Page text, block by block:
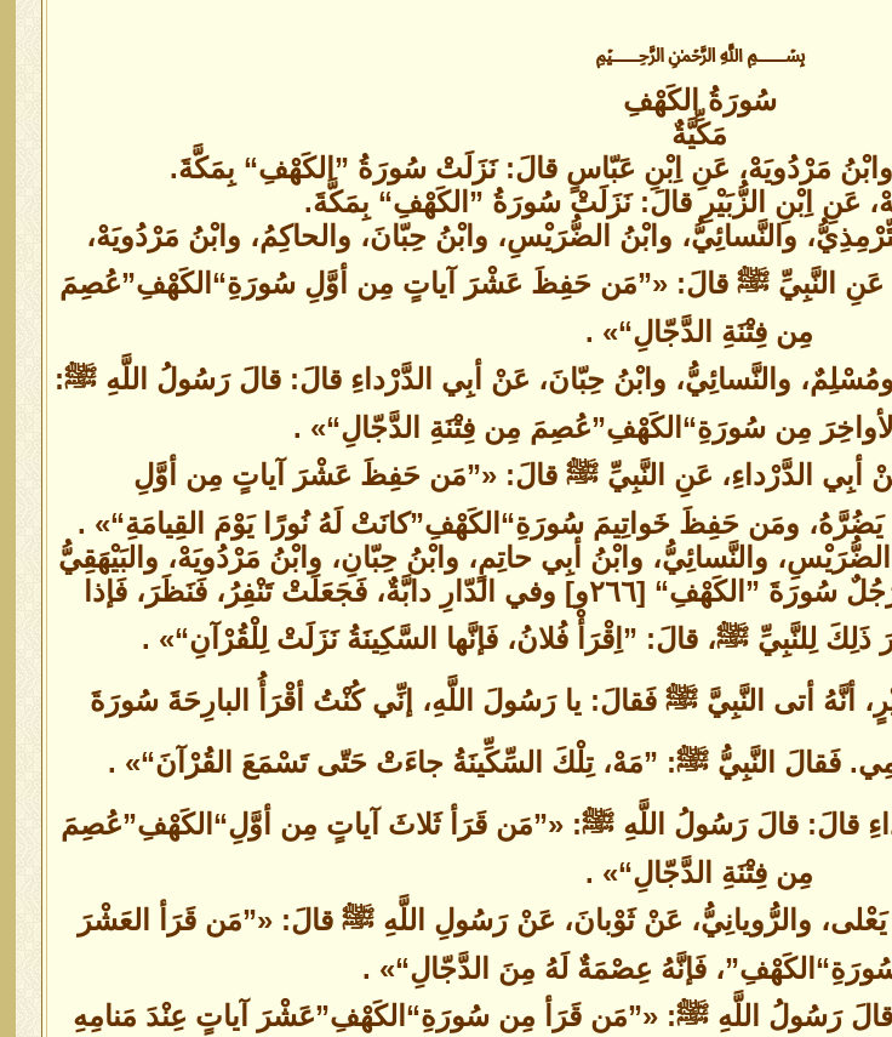
﷽
سُورَةُ الكَهْفِ
مَكِّيَّةٌ
مَرْدُويَهْ، عَنِ اِبْنِ عَبّاسٍ قالَ: نَزَلَتْ سُورَةُ ”الكَهْفِ“ بِمَكَّةَ.
عَنِ اِبْنِ الزُّبَيْرِ قالَ: نَزَلَتْ سُورَةُ ”الكَهْفِ“ بِمَكَّةَ.
والنَّسائِيُّ، وابْنُ الضُّرَيْسِ، وابْنُ حِبّانَ، والحاكِمُ، وابْنُ مَرْدُويَهْ،
عَنِ النَّبِيِّ ﷺ قالَ: «”مَن حَفِظَ عَشْرَ آياتٍ مِن أوَّلِ سُورَةِ“الكَهْفِ”عُصِمَ
مِن فِتْنَةِ الدَّجّالِ“» .
والنَّسائِيُّ، وابْنُ حِبّانَ، عَنْ أبِي الدَّرْداءِ قالَ: قالَ رَسُولُ اللَّهِ ﷺ:
مِن سُورَةِ“الكَهْفِ”عُصِمَ مِن فِتْنَةِ الدَّجّالِ“» .
عَنْ أبِي الدَّرْداءِ، عَنِ النَّبِيِّ ﷺ قالَ: «”مَن حَفِظَ عَشْرَ آياتٍ مِن أوَّلِ
ومَن حَفِظَ خَواتِيمَ سُورَةِ“الكَهْفِ”كانَتْ لَهُ نُورًا يَوْمَ القِيامَةِ“» .
والنَّسائِيُّ، وابْنُ أبِي حاتِمٍ، وابْنُ حِبّانِ، وابْنُ مَرْدُويَهْ، والبَيْهَقِيُّ
في ”الدَّلائِلِ“، عَنِ البَراءِ قالَ: «قَرَأ رَجُلٌ سُورَةَ ”الكَهْفِ“ [٢٦٦و] وفي الدّارِ دابَّةٌ، فَجَعَلَتْ تَنْفِرُ، فَنَظَرَ، فَإذا
لِلنَّبِيِّ ﷺ، قالَ: ”اِقْرَأْ فُلانُ، فَإنَّها السَّكِينَةُ نَزَلَتْ لِلْقُرْآنِ“» .
أنَّهُ أتى النَّبِيَّ ﷺ فَقالَ: يا رَسُولَ اللَّهِ، إنِّي كُنْتُ أقْرَأُ البارِحَةَ سُورَةَ
فَقالَ النَّبِيُّ ﷺ: ”مَهْ، تِلْكَ السِّكِّينَةُ جاءَتْ حَتّى تَسْمَعَ القُرْآنَ“» .
قالَ: قالَ رَسُولُ اللَّهِ ﷺ: «”مَن قَرَأ ثَلاثَ آياتٍ مِن أوَّلِ“الكَهْفِ”عُصِمَ
مِن فِتْنَةِ الدَّجّالِ“» .
والرُّويانِيُّ، عَنْ ثَوْبانَ، عَنْ رَسُولِ اللَّهِ ﷺ قالَ: «”مَن قَرَأ العَشْرَ
سُورَةِ“الكَهْفِ”، فَإنَّهُ عِصْمَةٌ لَهُ مِنَ الدَّجّالِ“» .
رَسُولُ اللَّهِ ﷺ: «”مَن قَرَأ مِن سُورَةِ“الكَهْفِ”عَشْرَ آياتٍ عِنْدَ مَنامِهِ